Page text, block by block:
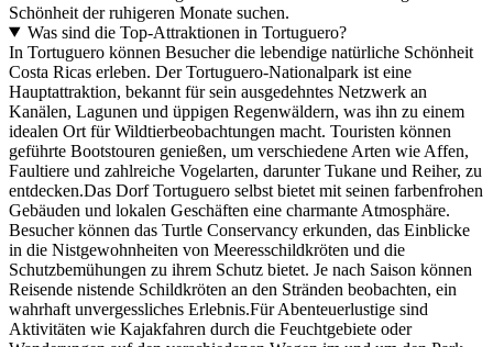
Schönheit der ruhigeren Monate suchen.
Was sind die Top-Attraktionen in Tortuguero?
In Tortuguero können Besucher die lebendige natürliche Schönheit
Costa Ricas erleben. Der Tortuguero-Nationalpark ist eine
Hauptattraktion, bekannt für sein ausgedehntes Netzwerk an
Kanälen, Lagunen und üppigen Regenwäldern, was ihn zu einem
idealen Ort für Wildtierbeobachtungen macht. Touristen können
geführte Bootstouren genießen, um verschiedene Arten wie Affen,
Faultiere und zahlreiche Vogelarten, darunter Tukane und Reiher, zu
entdecken.Das Dorf Tortuguero selbst bietet mit seinen farbenfrohen
Gebäuden und lokalen Geschäften eine charmante Atmosphäre.
Besucher können das Turtle Conservancy erkunden, das Einblicke
in die Nistgewohnheiten von Meeresschildkröten und die
Schutzbemühungen zu ihrem Schutz bietet. Je nach Saison können
Reisende nistende Schildkröten an den Stränden beobachten, ein
wahrhaft unvergessliches Erlebnis.Für Abenteuerlustige sind
Aktivitäten wie Kajakfahren durch die Feuchtgebiete oder